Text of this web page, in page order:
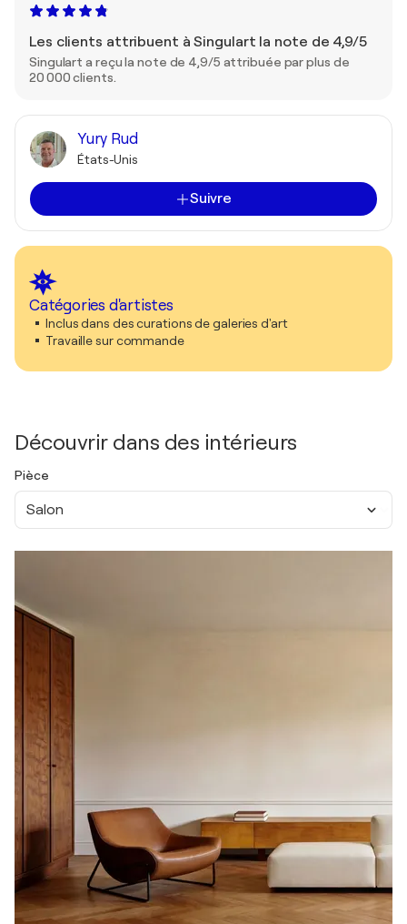
Les clients attribuent à Singulart la note de 4,9/5
Singulart a reçu la note de 4,9/5 attribuée par plus de
20 000 clients.
Yury Rud
États-Unis
Suivre
Catégories d'artistes
Inclus dans des curations de galeries d'art
Travaille sur commande
Découvrir dans des intérieurs
Pièce
Salon